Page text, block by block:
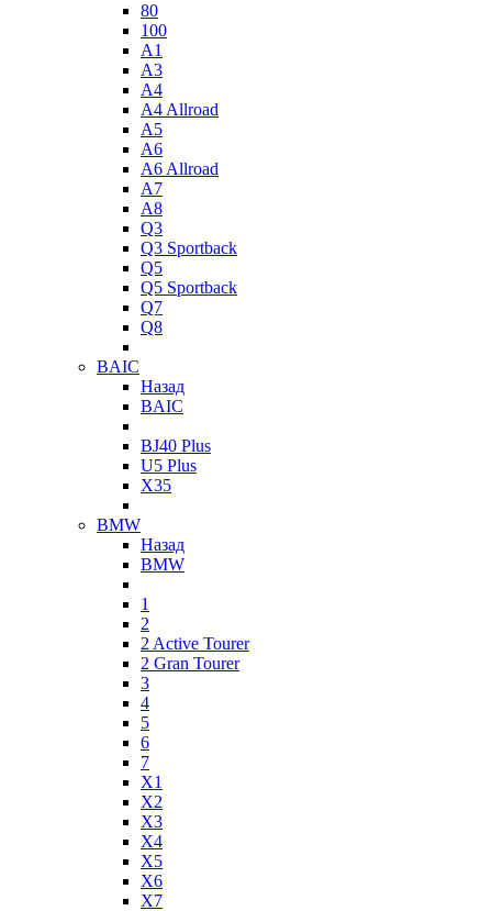
80
100
A1
A3
A4
A4 Allroad
A5
A6
A6 Allroad
A7
A8
Q3
Q3 Sportback
Q5
Q5 Sportback
Q7
Q8
BAIC
Назад
BAIC
BJ40 Plus
U5 Plus
X35
BMW
Назад
BMW
1
2
2 Active Tourer
2 Gran Tourer
3
4
5
6
7
X1
X2
X3
X4
X5
X6
X7